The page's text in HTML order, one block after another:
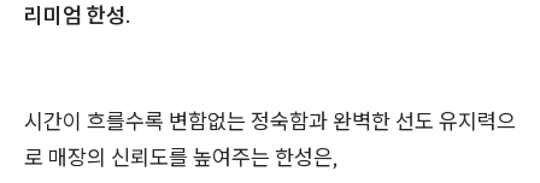
리미엄 한성.
시간이 흐를수록 변함없는 정숙함과 완벽한 선도 유지력으
로 매장의 신뢰도를 높여주는 한성은,